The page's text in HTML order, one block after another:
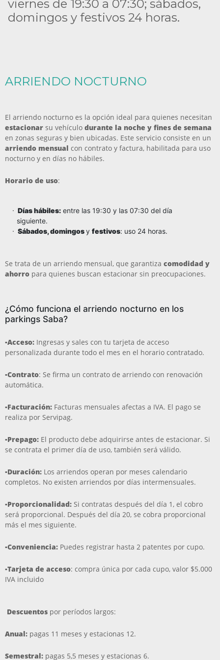
Avisos
viernes de 19:30 a 07:30; sábados,
domingos y festivos 24 horas.
ARRIENDO NOCTURNO
El arriendo nocturno es la opción ideal para quienes necesitan
estacionar su vehículo durante la noche y fines de semana
en zonas seguras y bien ubicadas. Este servicio consiste en un
arriendo mensual con contrato y factura, habilitada para uso
nocturno y en días no hábiles.
Horario de uso:
Días hábiles: entre las 19:30 y las 07:30 del día
siguiente.
Sábados, domingosy festivos: uso 24 horas.
Se trata de un arriendo mensual, que garantiza comodidad y
ahorro para quienes buscan estacionar sin preocupaciones.
¿Cómo funciona el arriendo nocturno en los
parkings Saba?
▪️Acceso: Ingresas y sales con tu tarjeta de acceso
personalizada durante todo el mes en el horario contratado.
▪️Contrato: Se firma un contrato de arriendo con renovación
automática.
▪️Facturación: Facturas mensuales afectas a IVA. El pago se
realiza por Servipag.
▪️Prepago: El producto debe adquirirse antes de estacionar. Si
se contrata el primer día de uso, también será válido.
▪️Duración: Los arriendos operan por meses calendario
completos. No existen arriendos por días intermensuales.
▪️Proporcionalidad: Si contratas después del día 1, el cobro
será proporcional. Después del día 20, se cobra proporcional
más el mes siguiente.
▪️Conveniencia: Puedes registrar hasta 2 patentes por cupo.
▪️Tarjeta de acceso: compra única por cada cupo, valor $5.000
IVA incluido
Descuentos por períodos largos:
Anual: pagas 11 meses y estacionas 12.
Semestral: pagas 5,5 meses y estacionas 6.